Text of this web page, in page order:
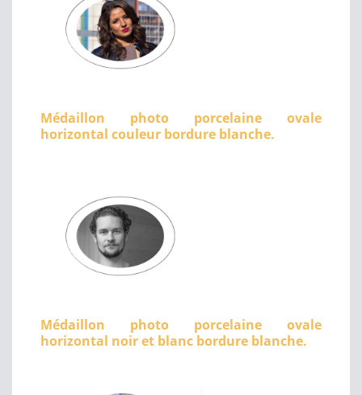
Médaillon photo porcelaine ovale
horizontal couleur bordure blanche.
Médaillon photo porcelaine ovale
horizontal noir et blanc bordure blanche.